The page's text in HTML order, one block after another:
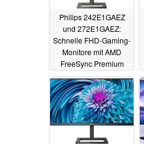
Philips 242E1GAEZ
und 272E1GAEZ:
Schnelle FHD-Gaming-
Monitore mit AMD
FreeSync Premium